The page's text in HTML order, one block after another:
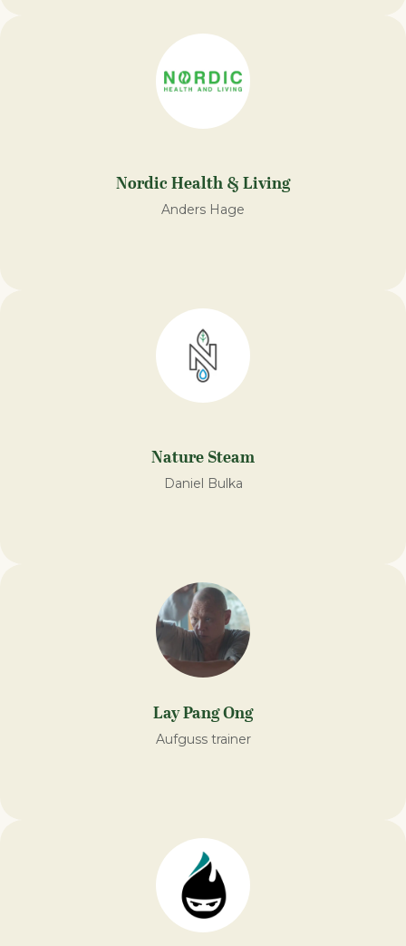
Nordic Health & Living
Anders Hage
Nature Steam
Daniel Bulka
Lay Pang Ong
Aufguss trainer